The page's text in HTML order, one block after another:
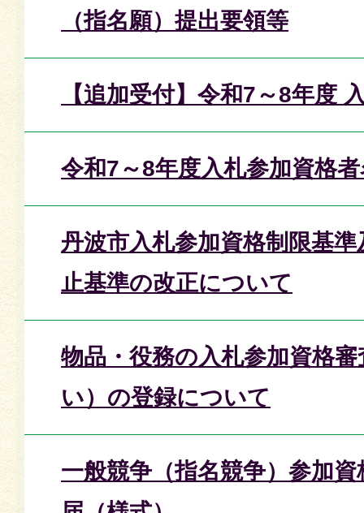
（指名願）提出要領等
【追加受付】令和7～8年度
令和7～8年度入札参加資格
丹波市入札参加資格制限基
止基準の改正について
物品・役務の入札参加資格
い）の登録について
一般競争（指名競争）参加